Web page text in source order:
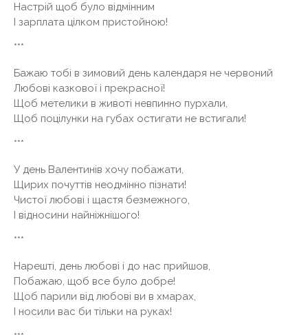
Настрій щоб було відмінним
І зарплата цілком пристойною!
***
Бажаю тобі в зимовий день календаря не червоний
Любові казкової і прекрасної!
Щоб метелики в животі невпинно пурхали,
Щоб поцілунки на губах остигати не встигали!
***
У день Валентинів хочу побажати,
Щирих почуттів неодмінно пізнати!
Чистої любові і щастя безмежного,
І відносини найніжнішого!
***
Нарешті, день любові і до нас прийшов,
Побажаю, щоб все було добре!
Щоб парили від любові ви в хмарах,
І носили вас би тільки на руках!